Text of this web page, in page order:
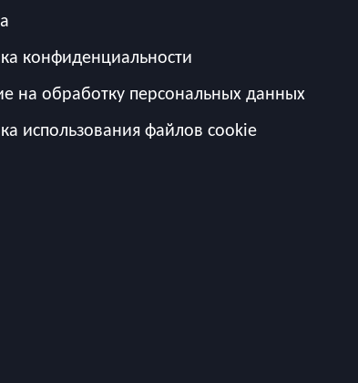
конфиденциальности
на обработку персональных данных
использования файлов cookie